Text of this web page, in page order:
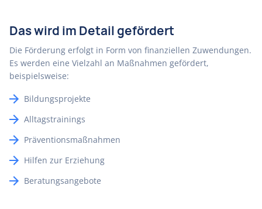
Das wird im Detail gefördert
Die Förderung erfolgt in Form von finanziellen Zuwendungen.
Es werden eine Vielzahl an Maßnahmen gefördert,
beispielsweise:
Bildungsprojekte
Alltagstrainings
Präventionsmaßnahmen
Hilfen zur Erziehung
Beratungsangebote